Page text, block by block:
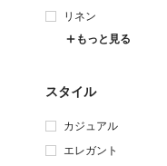
リネン
もっと見る
スタイル
カジュアル
エレガント